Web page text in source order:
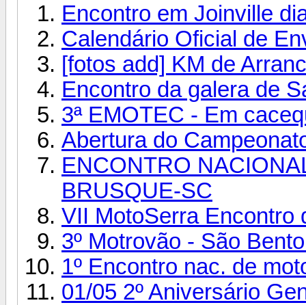
Encontro em Joinville
Calendário Oficial de
[fotos add] KM de
Encontro da galera de
3ª EMOTEC - Em
Abertura do
ENCONTRO
BRUSQUE-SC
VII MotoSerra Encontro
3º Motrovão - São
1º Encontro nac. de
01/05 2º Aniversário